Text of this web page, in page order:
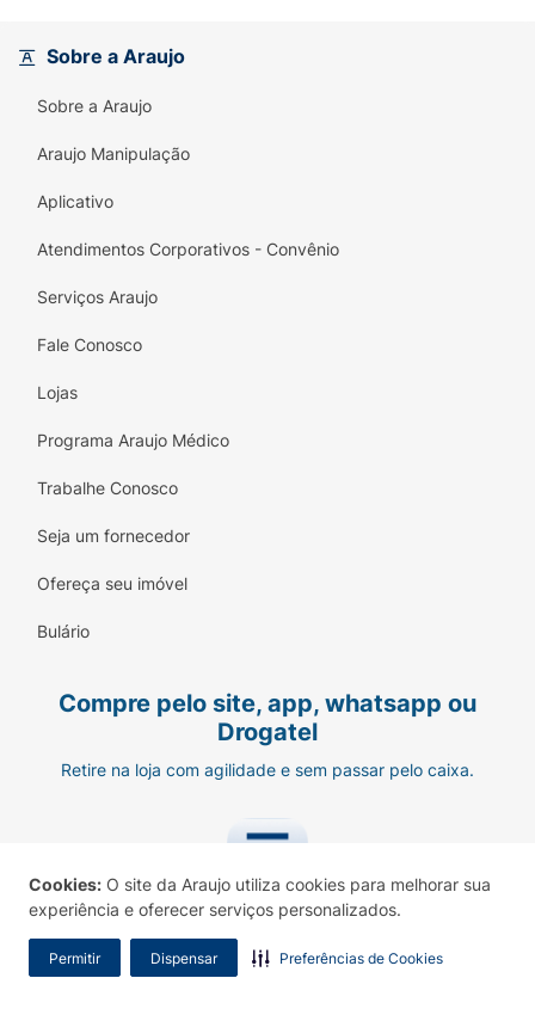
Cookies: O site da Araujo utiliza cookies para melhorar sua
experiência e oferecer serviços personalizados.
Permitir Dispensar Preferências de Cookies
Sobre a Araujo
Sobre a Araujo
Araujo Manipulação
Aplicativo
Atendimentos Corporativos - Convênio
Serviços Araujo
Fale Conosco
Lojas
Programa Araujo Médico
Trabalhe Conosco
Seja um fornecedor
Ofereça seu imóvel
Bulário
Compre pelo site, app, whatsapp ou
Drogatel
Retire na loja com agilidade e sem passar pelo caixa.
Baixar aplicativo Araujo